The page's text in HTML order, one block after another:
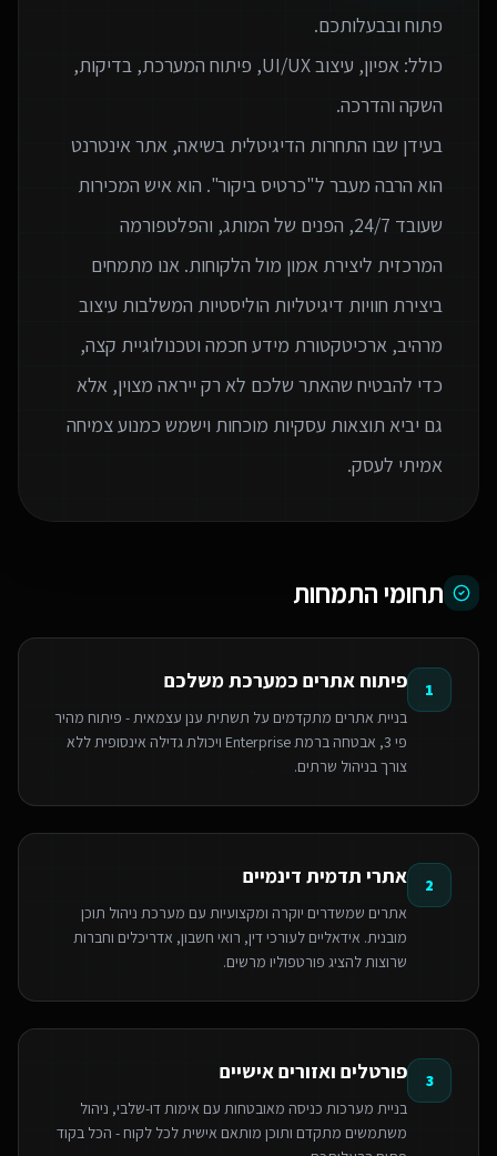
כולל: אפיון, עיצוב UI/UX, פיתוח המערכת, בדיקות,
בעידן שבו התחרות הדיגיטלית בשיאה, אתר אינטרנט
הוא הרבה מעבר ל"כרטיס ביקור". הוא איש המכירות
שעובד 24/7, הפנים של המותג, והפלטפורמה
המרכזית ליצירת אמון מול הלקוחות. אנו מתמחים
ביצירת חוויות דיגיטליות הוליסטיות המשלבות עיצוב
מרהיב, ארכיטקטורת מידע חכמה וטכנולוגיית קצה,
כדי להבטיח שהאתר שלכם לא רק ייראה מצוין, אלא
גם יביא תוצאות עסקיות מוכחות וישמש כמנוע צמיחה
אמיתי לעסק.
תחומי התמחות
1 פיתוח אתרים כמערכת משלכם
בניית אתרים מתקדמים על תשתית ענן עצמאית - פיתוח מהיר
פי 3, אבטחה ברמת Enterprise ויכולת גדילה אינסופית ללא
צורך בניהול שרתים.
2 אתרי תדמית דינמיים
אתרים שמשדרים יוקרה ומקצועיות עם מערכת ניהול תוכן
מובנית. אידאליים לעורכי דין, רואי חשבון, אדריכלים וחברות
שרוצות להציג פורטפוליו מרשים.
3 פורטלים ואזורים אישיים
בניית מערכות כניסה מאובטחות עם אימות דו-שלבי, ניהול
משתמשים מתקדם ותוכן מותאם אישית לכל לקוח - הכל בקוד